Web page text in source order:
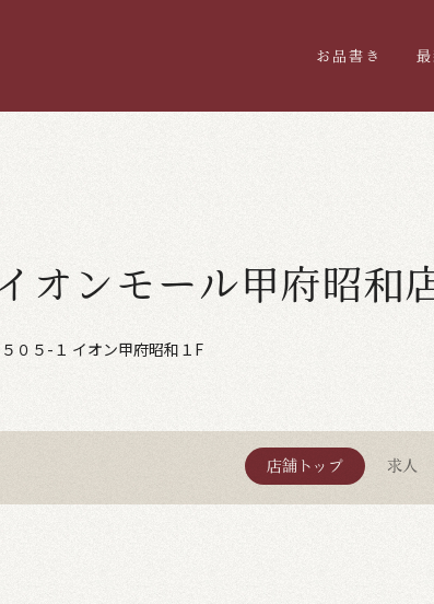
お品書き
オンモール甲府昭和
０５-１ イオン甲府昭和１F
店舗トップ 求人